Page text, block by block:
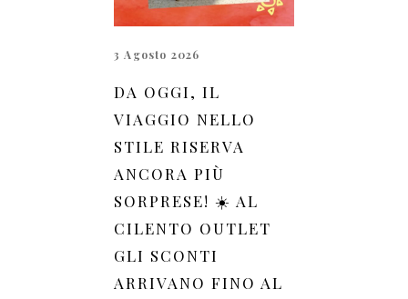
3 Agosto 2026
DA OGGI, IL
VIAGGIO NELLO
STILE RISERVA
ANCORA PIÙ
SORPRESE! ☀️ AL
CILENTO OUTLET
GLI SCONTI
ARRIVANO FINO AL